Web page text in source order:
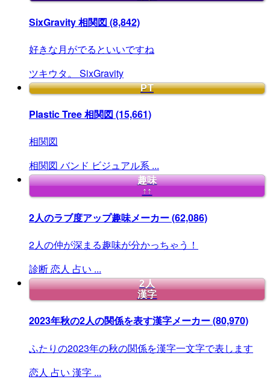
SixGravity 相関図 (8,842)
好きな月がでるといいですね
ツキウタ。
SixGravity
PT
Plastic Tree 相関図 (15,661)
相関図
相関図 バンド ビジュアル系 ...
趣味
↑↑
2人のラブ度アップ趣味メーカー(62,086)
2人の仲が深まる趣味が分かっちゃう！
診断恋人 占い ...
2人
漢字
2023年秋の2人の関係を表す漢字メーカー(80,970)
ふたりの2023年の秋の関係を漢字一文字で表します
恋人 占い 漢字 ...